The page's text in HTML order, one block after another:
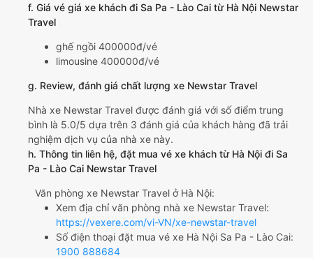
f. Giá vé giá xe khách đi Sa Pa - Lào Cai từ Hà Nội Newstar
Travel
ghế ngồi 400000đ/vé
limousine 400000đ/vé
g. Review, đánh giá chất lượng xe Newstar Travel
Nhà xe Newstar Travel được đánh giá với số điểm trung
bình là 5.0/5 dựa trên 3 đánh giá của khách hàng đã trải
nghiệm dịch vụ của nhà xe này.
h. Thông tin liên hệ, đặt mua vé xe khách từ Hà Nội đi Sa
Pa - Lào Cai Newstar Travel
Văn phòng xe Newstar Travel ở Hà Nội:
Xem địa chỉ văn phòng nhà xe Newstar Travel:
https://vexere.com/vi-VN/xe-newstar-travel
Số điện thoại đặt mua vé xe Hà Nội Sa Pa - Lào Cai:
1900 888684